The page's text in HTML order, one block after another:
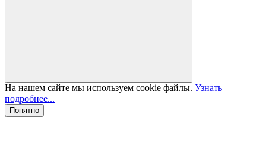
На нашем сайте мы используем cookie файлы. Узнать
подробнее...
Понятно